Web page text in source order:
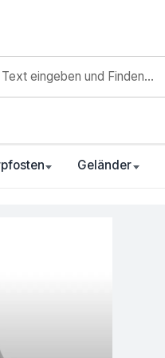
Geländer